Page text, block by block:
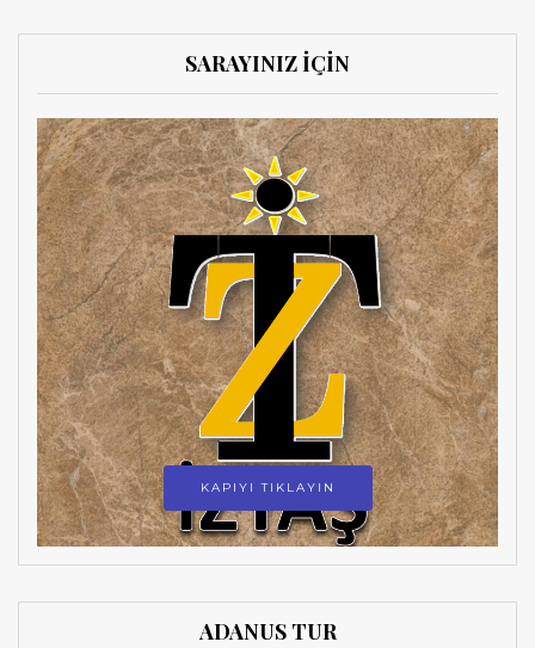
SARAYINIZ İÇİN
KAPIYI TIKLAYIN
ADANUS TUR